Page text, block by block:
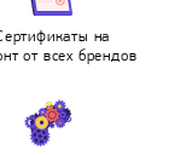
на
от всех брендов